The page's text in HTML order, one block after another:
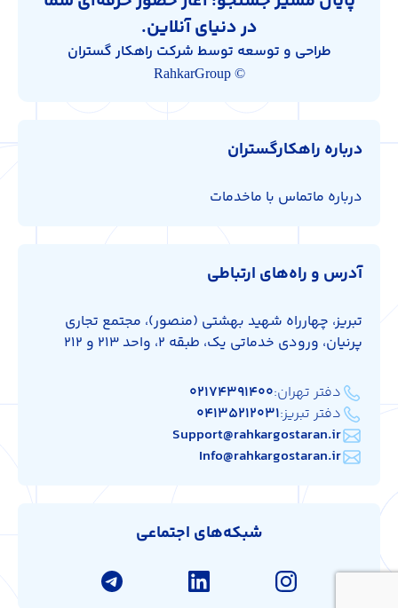
در دنیای آنلاین.
طراحی و توسعه توسط شرکت راهکار گستران
© RahkarGroup
درباره راهکارگستران
درباره ماتماس با ماخدمات
آدرس و راه‌های ارتباطی
تبریز، چهارراه شهید بهشتی (منصور)، مجتمع تجاری
پرنیان، ورودی خدماتی یک، طبقه 2، واحد 213 و 212
دفتر تهران:۰۲۱۷۴۳۹۱۴۰۰
دفتر تبریز:۰۴۱۳۵۲۱۲۰۳۱
Support@rahkargostaran.ir
Info@rahkargostaran.ir
شبکه‌های اجتماعی